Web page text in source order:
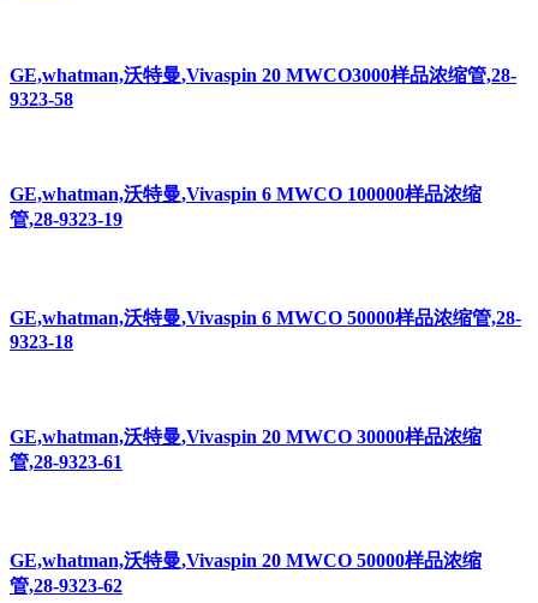
GE,whatman,沃特曼,Vivaspin 20 MWCO3000样品浓缩管,28-
9323-58
GE,whatman,沃特曼,Vivaspin 6 MWCO 100000样品浓缩
管,28-9323-19
GE,whatman,沃特曼,Vivaspin 6 MWCO 50000样品浓缩管,28-
9323-18
GE,whatman,沃特曼,Vivaspin 20 MWCO 30000样品浓缩
管,28-9323-61
GE,whatman,沃特曼,Vivaspin 20 MWCO 50000样品浓缩
管,28-9323-62